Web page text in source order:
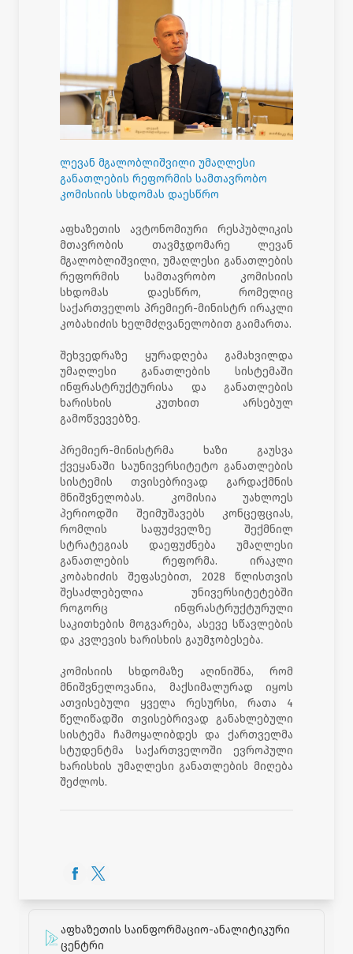
აფხაზეთის საინფორმაციო-ანალიტიკური
ცენტრი
ლევან მგალობლიშვილი უმაღლესი
განათლების რეფორმის სამთავრობო
კომისიის სხდომას დაესწრო
აფხაზეთის ავტონომიური რესპუბლიკის
მთავრობის თავმჯდომარე ლევან
მგალობლიშვილი, უმაღლესი განათლების
რეფორმის სამთავრობო კომისიის
სხდომას დაესწრო, რომელიც
საქართველოს პრემიერ-მინისტრ ირაკლი
კობახიძის ხელმძღვანელობით გაიმართა.
შეხვედრაზე ყურადღება გამახვილდა
უმაღლესი განათლების სისტემაში
ინფრასტრუქტურისა და განათლების
ხარისხის კუთხით არსებულ
გამოწვევებზე.
პრემიერ-მინისტრმა ხაზი გაუსვა
ქვეყანაში საუნივერსიტეტო განათლების
სისტემის თვისებრივად გარდაქმნის
მნიშვნელობას. კომისია უახლოეს
პერიოდში შეიმუშავებს კონცეფციას,
რომლის საფუძველზე შექმნილ
სტრატეგიას დაეფუძნება უმაღლესი
განათლების რეფორმა. ირაკლი
კობახიძის შეფასებით, 2028 წლისთვის
შესაძლებელია უნივერსიტეტებში
როგორც ინფრასტრუქტურული
საკითხების მოგვარება, ასევე სწავლების
და კვლევის ხარისხის გაუმჯობესება.
კომისიის სხდომაზე აღინიშნა, რომ
მნიშვნელოვანია, მაქსიმალურად იყოს
ათვისებული ყველა რესურსი, რათა 4
წელიწადში თვისებრივად განახლებული
სისტემა ჩამოყალიბდეს და ქართველმა
სტუდენტმა საქართველოში ევროპული
ხარისხის უმაღლესი განათლების მიღება
შეძლოს.